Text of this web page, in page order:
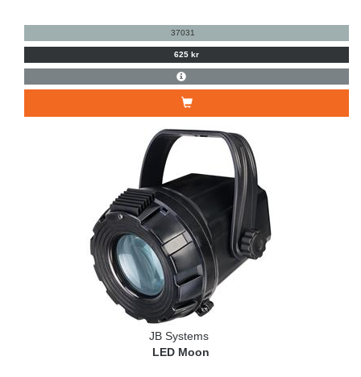
37031
625 kr
JB Systems
LED Moon